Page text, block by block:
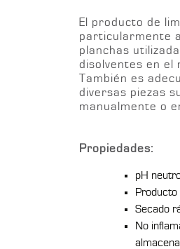
El producto de
particularmente
planchas
disolventes en el
También es
diversas piezas
manualmente o
Propiedades:
pH
Producto
Secado
No